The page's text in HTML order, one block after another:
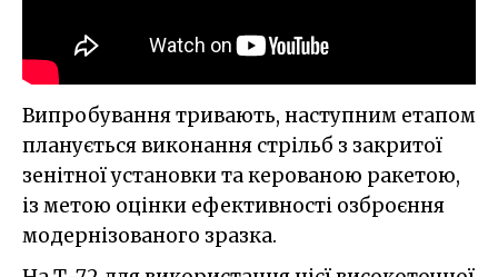
Випробування тривають, наступним етапом
планується виконання стрільб з закритої
зенітної установки та керованою ракетою,
із метою оцінки ефективності озброєння
модернізованого зразка.